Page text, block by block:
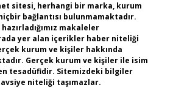
sitesi, herhangi bir marka, kurum
bağlantısı bulunmamaktadır.
makaleler
yer alan içerikler haber niteliği
kurum ve kişiler hakkında
Gerçek kurum ve kişiler ile isim
tesadüfidir. Sitemizdeki bilgiler
niteliği taşımazlar.